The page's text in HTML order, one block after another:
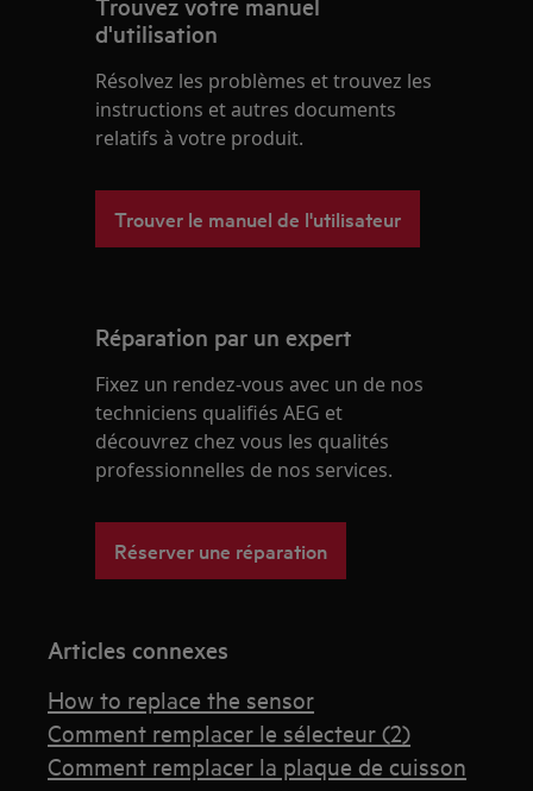
d'utilisation
Résolvez les problèmes et trouvez les
instructions et autres documents
relatifs à votre produit.
Trouver le manuel de l'utilisateur
Réparation par un expert
Fixez un rendez-vous avec un de nos
techniciens qualifiés AEG et
découvrez chez vous les qualités
professionnelles de nos services.
Réserver une réparation
Articles connexes
How to replace the sensor
Comment remplacer le sélecteur (2)
Comment remplacer la plaque de cuisson